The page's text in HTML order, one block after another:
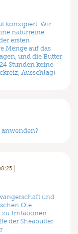
konzipiert. Wir
naturreine
ersten
Menge auf das
und die Butter
Stunden keine
Ausschlag)
anwenden?
und
Öle
zu Irritationen
der Sheabutter